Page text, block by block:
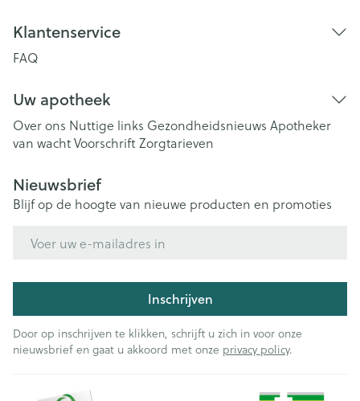
Klantenservice
FAQ
Uw apotheek
Over ons Nuttige links Gezondheidsnieuws Apotheker
van wachtVoorschriftZorgtarieven
Nieuwsbrief
Blijf op de hoogte van nieuwe producten en promoties
Inschrijven
Door op inschrijven te klikken, schrijft u zich in voor onze
nieuwsbrief en gaat u akkoord met onze privacy policy.